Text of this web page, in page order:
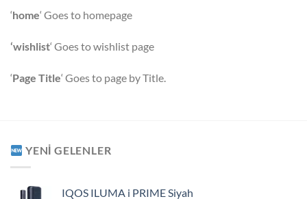
‘home‘ Goes to homepage
‘wishlist‘ Goes to wishlist page
‘Page Title‘ Goes to page by Title.
YENI GELENLER
IQOS ILUMA i PRIME Siyah